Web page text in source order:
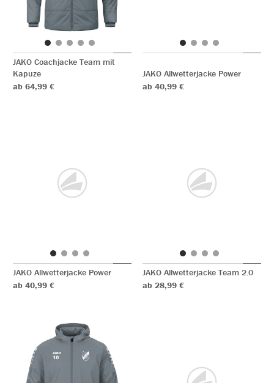
JAKO Coachjacke Team mit
Kapuze
ab 64,99 €
JAKO Allwetterjacke Power
ab 40,99 €
JAKO Allwetterjacke Power
ab 40,99 €
JAKO Allwetterjacke Team 2.0
ab 28,99 €